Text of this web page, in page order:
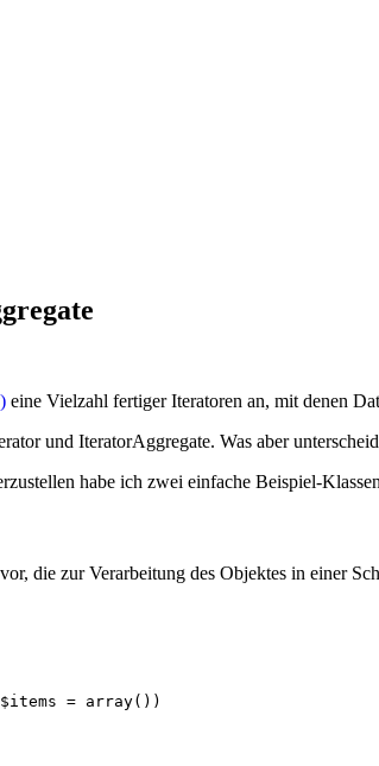
eine Vielzahl fertiger Iteratoren an, mit denen
und IteratorAggregate. Was aber
habe ich zwei einfache Beispiel-
die zur Verarbeitung des Objektes in einer
= array())